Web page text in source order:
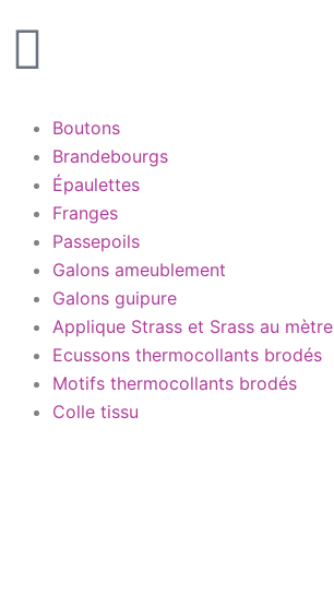
Boutons
Brandebourgs
Épaulettes
Franges
Passepoils
Galons ameublement
Galons guipure
Applique Strass et Srass au mètre
Ecussons thermocollants brodés
Motifs thermocollants brodés
Colle tissu